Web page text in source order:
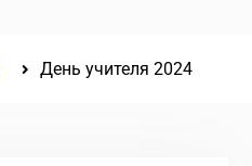
День учителя 2024